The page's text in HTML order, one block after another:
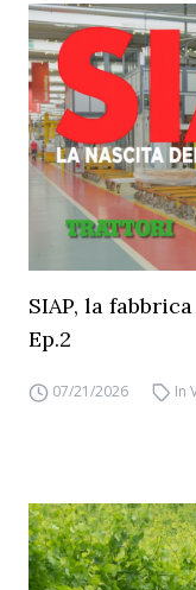
SIAP, la
Ep.2
07/21/2026 In